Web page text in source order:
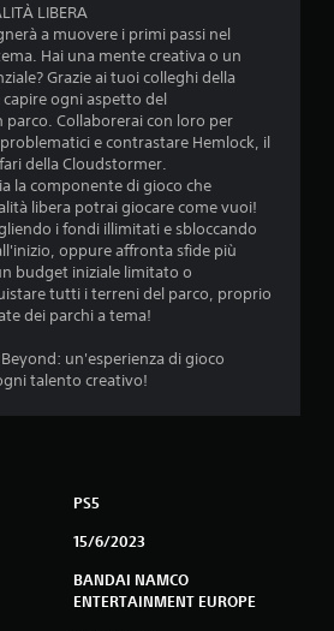
LIBERA
a muovere i primi passi nel
Hai una mente creativa o un
Grazie ai tuoi colleghi della
ogni aspetto del
Collaborerai con loro per
e contrastare Hemlock, il
della Cloudstormer.
la componente di gioco che
libera potrai giocare come vuoi!
i fondi illimitati e sbloccando
oppure affronta sfide più
budget iniziale limitato o
tutti i terreni del parco, proprio
dei parchi a tema!
un'esperienza di gioco
talento creativo!
PS5
15/6/2023
BANDAI NAMCO
ENTERTAINMENT EUROPE